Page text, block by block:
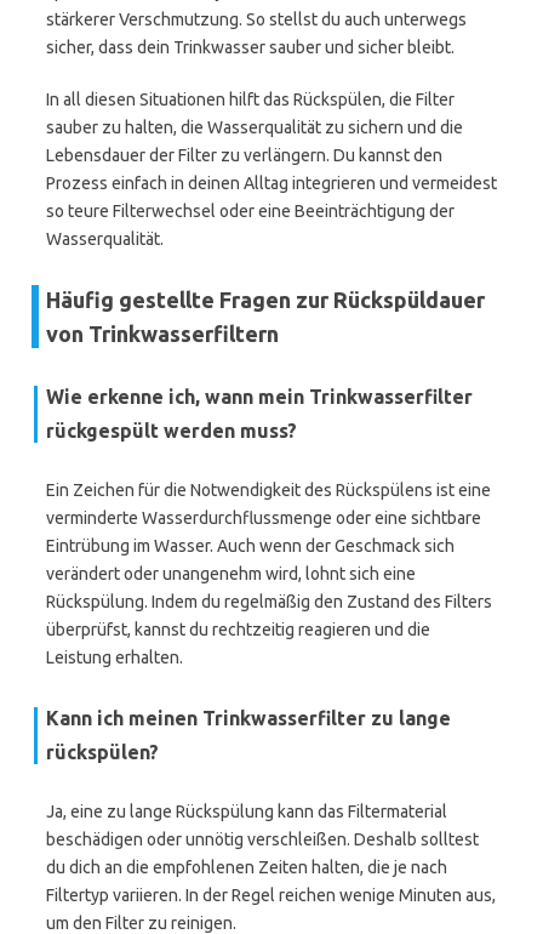
stärkerer Verschmutzung. So stellst du auch unterwegs
sicher, dass dein Trinkwasser sauber und sicher bleibt.
In all diesen Situationen hilft das Rückspülen, die Filter
sauber zu halten, die Wasserqualität zu sichern und die
Lebensdauer der Filter zu verlängern. Du kannst den
Prozess einfach in deinen Alltag integrieren und vermeidest
so teure Filterwechsel oder eine Beeinträchtigung der
Wasserqualität.
Häufig gestellte Fragen zur Rückspüldauer
von Trinkwasserfiltern
Wie erkenne ich, wann mein Trinkwasserfilter
rückgespült werden muss?
Ein Zeichen für die Notwendigkeit des Rückspülens ist eine
verminderte Wasserdurchflussmenge oder eine sichtbare
Eintrübung im Wasser. Auch wenn der Geschmack sich
verändert oder unangenehm wird, lohnt sich eine
Rückspülung. Indem du regelmäßig den Zustand des Filters
überprüfst, kannst du rechtzeitig reagieren und die
Leistung erhalten.
Kann ich meinen Trinkwasserfilter zu lange
rückspülen?
Ja, eine zu lange Rückspülung kann das Filtermaterial
beschädigen oder unnötig verschleißen. Deshalb solltest
du dich an die empfohlenen Zeiten halten, die je nach
Filtertyp variieren. In der Regel reichen wenige Minuten aus,
um den Filter zu reinigen.